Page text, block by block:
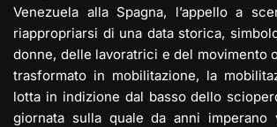
Venezuela alla Spagna, l’appello a
riappropriarsi di una data storica,
donne, delle lavoratrici e del movimento
trasformato in mobilitazione, la
lotta in indizione dal basso dello
giornata sulla quale da anni imperano